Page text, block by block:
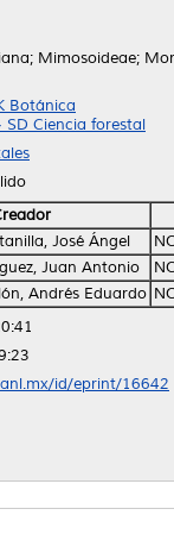
Mimosoideae;
Botánica
Ciencia forestal
José Ángel
Juan Antonio
Andrés Eduardo
id/eprint/16642